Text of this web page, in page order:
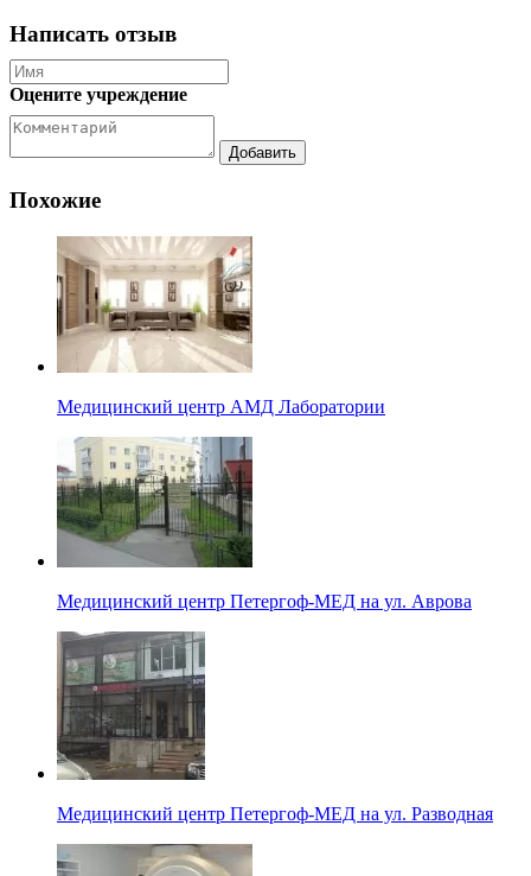
Написать отзыв
Оцените учреждение
Похожие
Медицинский центр АМД Лаборатории
Медицинский центр Петергоф-МЕД на ул. Аврова
Медицинский центр Петергоф-МЕД на ул. Разводная